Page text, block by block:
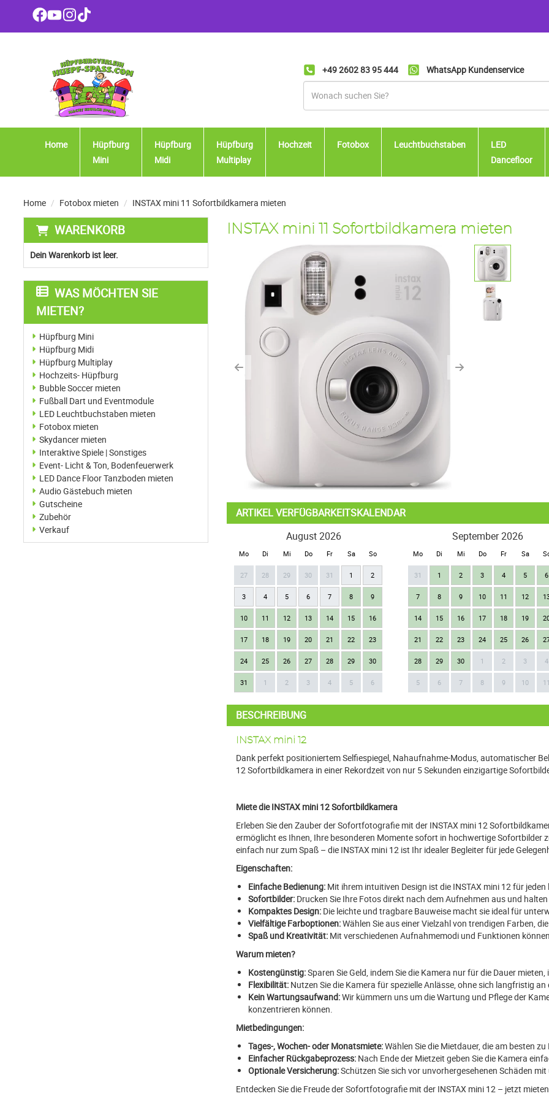
+49 2602 83 95 444 WhatsApp Kundenservice
Home
Hüpfburg
Mini
Hüpfburg
Midi
Hüpfburg
Multiplay
Hochzeit Fotobox Leuchtbuchstaben
LED
Dancefloor
Home Fotobox mieten INSTAX mini 11 Sofortbildkamera mieten
WARENKORB
Dein Warenkorb ist leer.
WAS MÖCHTEN SIE
MIETEN?
Hüpfburg Mini
Hüpfburg Midi
Hüpfburg Multiplay
Hochzeits- Hüpfburg
Bubble Soccer mieten
Fußball Dart und Eventmodule
LED Leuchtbuchstaben mieten
Fotobox mieten
Skydancer mieten
Interaktive Spiele | Sonstiges
Event- Licht & Ton, Bodenfeuerwerk
LED Dance Floor Tanzboden mieten
Audio Gästebuch mieten
Gutscheine
Zubehör
Verkauf
INSTAX mini 11 Sofortbildkamera mieten
Previous Next
ARTIKEL VERFÜGBARKEITSKALENDAR
August 2026
Mo Di Mi Do Fr Sa So
27 28 29 30 31 1 2
3 4 5 6 7 8 9
10 11 12 13 14 15 16
17 18 19 20 21 22 23
24 25 26 27 28 29 30
31 1 2 3 4 5 6
September 2026
Mo Di Mi Do Fr Sa
31 1 2 3 4 5 6
7 8 9 10 11 12
14 15 16 17 18 19
21 22 23 24 25 26
28 29 30 1 2 3 4
5 6 7 8 9 10 11
BESCHREIBUNG
INSTAX mini 12
Dank perfekt positioniertem Selfiespiegel, Nahaufnahme-Modus, automatischer
12 Sofortbildkamera in einer Rekordzeit von nur 5 Sekunden einzigartige
Miete die INSTAX mini 12 Sofortbildkamera
Erleben Sie den Zauber der Sofortfotografie mit der INSTAX mini 12
ermöglicht es Ihnen, Ihre besonderen Momente sofort in hochwertige Sofortbilder
einfach nur zum Spaß – die INSTAX mini 12 ist Ihr idealer Begleiter für jede
Eigenschaften:
Einfache Bedienung: Mit ihrem intuitiven Design ist die INSTAX mini 12 für
Sofortbilder: Drucken Sie Ihre Fotos direkt nach dem Aufnehmen aus und
Kompaktes Design: Die leichte und tragbare Bauweise macht sie ideal für
Vielfältige Farboptionen:Wählen Sie aus einer Vielzahl von trendigen Farben,
Spaß und Kreativität: Mit verschiedenen Aufnahmemodi und Funktionen
Warum mieten?
Kostengünstig:Sparen Sie Geld, indem Sie die Kamera nur für die Dauer mieten,
Flexibilität: Nutzen Sie die Kamera für spezielle Anlässe, ohne sich langfristig
Kein Wartungsaufwand:Wir kümmern uns um die Wartung und Pflege der
konzentrieren können.
Mietbedingungen:
Tages-, Wochen- oder Monatsmiete:Wählen Sie die Mietdauer, die am besten
Einfacher Rückgabeprozess: Nach Ende der Mietzeit geben Sie die Kamera
Optionale Versicherung:Schützen Sie sich vor unvorhergesehenen Schäden
Entdecken Sie die Freude der Sofortfotografie mit der INSTAX mini 12 – jetzt